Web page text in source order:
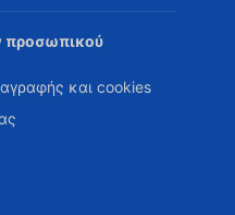
προσωπικού
και cookies